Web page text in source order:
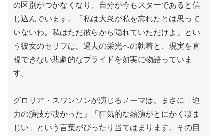
の区別がつかなくなり、自分が今もスターであると信
じ込んでいます。「私は大衆が私を忘れたとは思って
いないわ。私はただ彼らから隠れていただけよ」とい
う彼女のセリフは、過去の栄光への執着と、現実を直
視できない悲劇的なプライドを如実に物語っていま
す。
グロリア・スワンソンが演じるノーマは、まさに「迫
力の演技が凄かった」「狂気的な熱演がとにかく凄ま
じい」という言葉がぴったり当てはまります。その目